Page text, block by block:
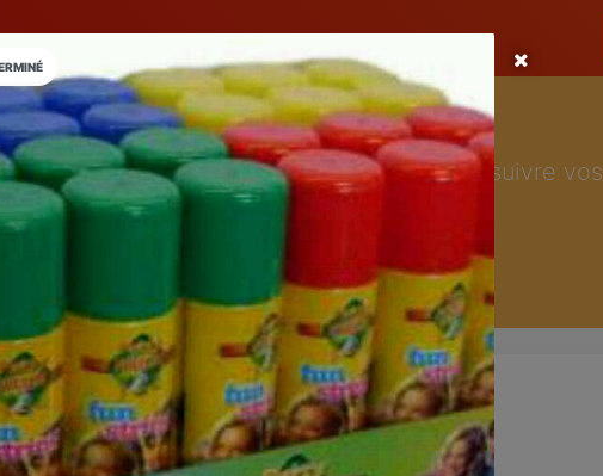
l'App LaCarte
gratuitement l'app LaCarte pour suivre vos
favoris et ne rien rater !
Deco-plus68600
Commerçants
Volgelsheim